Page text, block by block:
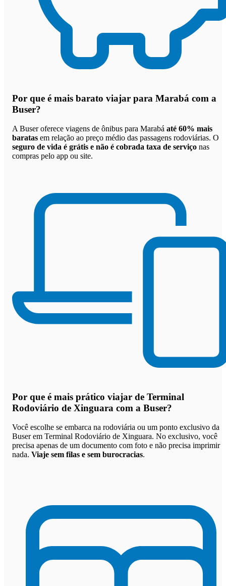
Por que é mais barato viajar para Marabá com a
Buser?
A Buser oferece viagens de ônibus para Marabá até 60% mais
baratas em relação ao preço médio das passagens rodoviárias. O
seguro de vida é grátis e não é cobrada taxa de serviço nas
compras pelo app ou site.
Por que é mais prático viajar de Terminal
Rodoviário de Xinguara com a Buser?
Você escolhe se embarca na rodoviária ou um ponto exclusivo da
Buser em Terminal Rodoviário de Xinguara. No exclusivo, você
precisa apenas de um documento com foto e não precisa imprimir
nada. Viaje sem filas e sem burocracias.